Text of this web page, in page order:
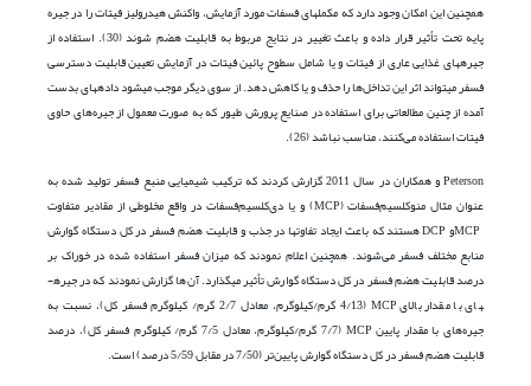
همچنین این امکان وجود دارد که مکمل­های فسفات مورد آزمایش، واکنش هیدرولیز فیتات را در جیره
پایه تحت تأثیر قرار داده و باعث تغییر در نتایج مربوط به قابلیت هضم شوند (30). استفاده از
جیره­های غذایی عاری از فیتات و یا شامل سطوح پائین فیتات در آزمایش تعیین قابلیت دسترسی
فسفر می­تواند اثر این تداخل‌ها را حذف و یا کاهش دهد. از سوی دیگر موجب می­شود داده­های بدست
آمده از چنین مطالعاتی برای استفاده در صنایع پرورش طیور که به صورت معمول از جیره‌های حاوی
فیتات استفاده می‌کنند، مناسب نباشد (26).
Peterson و همکاران در سال 2011 گزارش کردند که ترکیب شیمیایی منبع فسفر تولید شده به
عنوان مثال منو‌کلسیم‌فسفات (MCP) و یا دی‌کلسیم‌فسفات در واقع مخلوطی از مقادیر متفاوت
MCPو DCP هستند که باعث ایجاد تفاوت­ها در جذب و قابلیت هضم فسفر در کل دستگاه گوارش
منابع مختلف فسفر می‌شوند. همچنین اعلام نمودند که میزان فسفر استفاده شده در خوراک بر
درصد قابلیت هضم فسفر در کل دستگاه گوارش تأثیر می­گذارد. آن‌ها گزارش نمودند که در جیره­
های با مقدار بالای MCP (4/13 گرم/کیلوگرم، معادل 2/7 گرم/ کیلوگرم فسفر کل)، نسبت به
جیره‌های با مقدار پایین MCP (7/7 گرم/کیلوگرم، معادل 7/5 گرم/ کیلوگرم فسفر کل)، درصد
قابلیت هضم فسفر در کل دستگاه گوارش پایین‌تر (7/50 در مقابل 5/59 درصد) است.